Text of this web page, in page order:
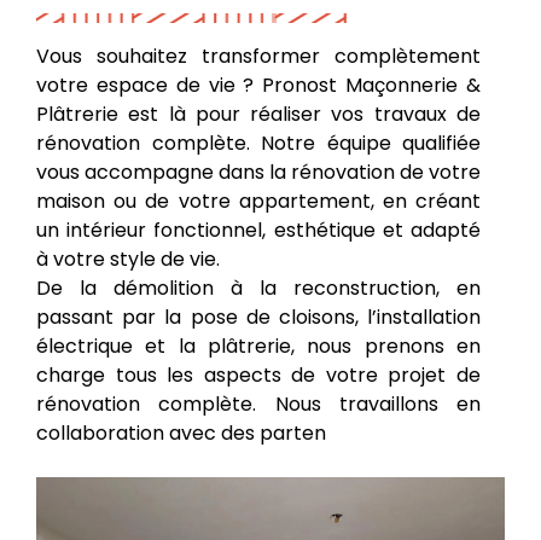
Vous souhaitez transformer complètement
votre espace de vie ? Pronost Maçonnerie &
Plâtrerie est là pour réaliser vos travaux de
rénovation complète. Notre équipe qualifiée
vous accompagne dans la rénovation de votre
maison ou de votre appartement, en créant
un intérieur fonctionnel, esthétique et adapté
à votre style de vie.
De la démolition à la reconstruction, en
passant par la pose de cloisons, l’installation
électrique et la plâtrerie, nous prenons en
charge tous les aspects de votre projet de
rénovation complète. Nous travaillons en
collaboration avec des parten